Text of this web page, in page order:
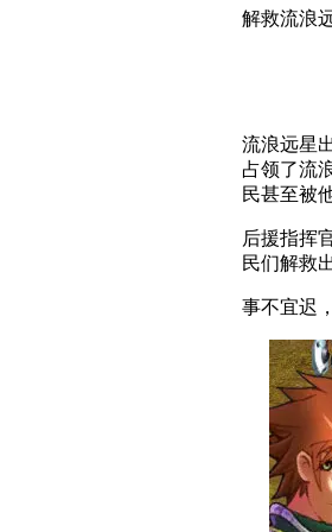
解救流浪
流浪远星
占领了流
民甚至被
后援指挥
民们解救
事不宜迟